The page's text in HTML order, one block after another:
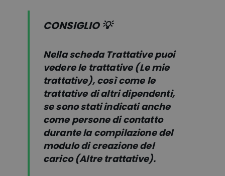
CONSIGLIO 💡
Nella scheda Trattative puoi
vedere le trattative (Le mie
trattative), così come le
trattative di altri dipendenti,
se sono stati indicati anche
come persone di contatto
durante la compilazione del
modulo di creazione del
carico (Altre trattative).